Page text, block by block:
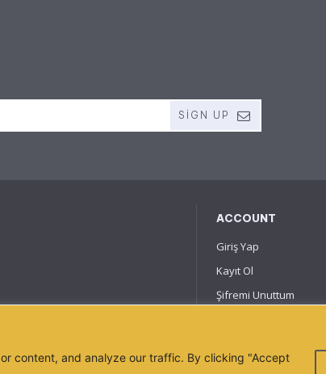
content, and analyze our traffic. By clicking "Accept
SIGN UP
ACCOUNT
Giriş Yap
Kayıt Ol
Şifremi Unuttum